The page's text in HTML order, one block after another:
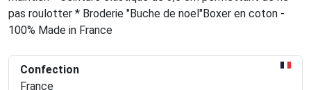
pas roulotter * Broderie "Buche de noel"Boxer en coton -
100% Made in France
Confection
France